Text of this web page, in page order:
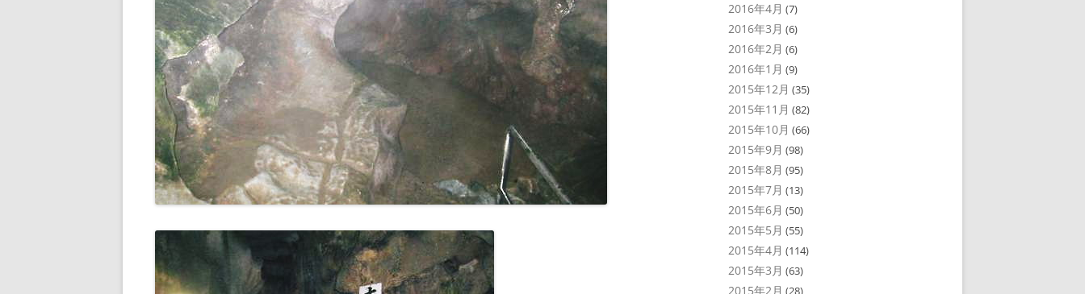
2016年4月 (7)
2016年3月 (6)
2016年2月 (6)
2016年1月 (9)
2015年12月 (35)
2015年11月 (82)
2015年10月 (66)
2015年9月 (98)
2015年8月 (95)
2015年7月 (13)
2015年6月 (50)
2015年5月 (55)
2015年4月 (114)
2015年3月 (63)
2015年2月 (28)